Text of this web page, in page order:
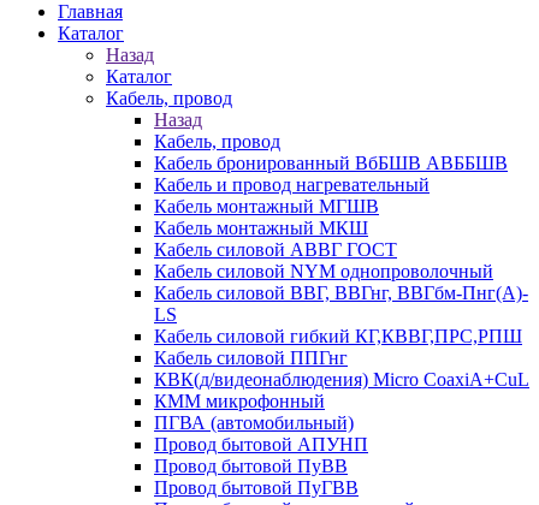
Главная
Каталог
Назад
Каталог
Кабель, провод
Назад
Кабель, провод
Кабель бронированный ВбБШВ АВББШВ
Кабель и провод нагревательный
Кабель монтажный МГШВ
Кабель монтажный МКШ
Кабель силовой АВВГ ГОСТ
Кабель силовой NYM однопроволочный
Кабель силовой ВВГ, ВВГнг, ВВГбм-Пнг(А)-
LS
Кабель силовой гибкий КГ,КВВГ,ПРС,РПШ
Кабель силовой ППГнг
КВК(д/видеонаблюдения) Micro CoaxiA+CuL
КММ микрофонный
ПГВА (автомобильный)
Провод бытовой АПУНП
Провод бытовой ПуВВ
Провод бытовой ПуГВВ